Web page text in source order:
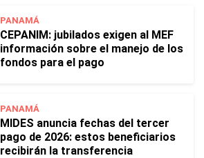
PANAMÁ
CEPANIM: jubilados exigen al MEF
información sobre el manejo de los
fondos para el pago
PANAMÁ
MIDES anuncia fechas del tercer
pago de 2026: estos beneficiarios
recibirán la transferencia